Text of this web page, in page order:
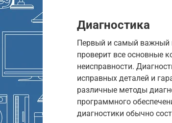
Диагностика
Первый и самый важный
проверит все основные
неисправности.
исправных деталей и
различные методы
программного
диагностики обычно